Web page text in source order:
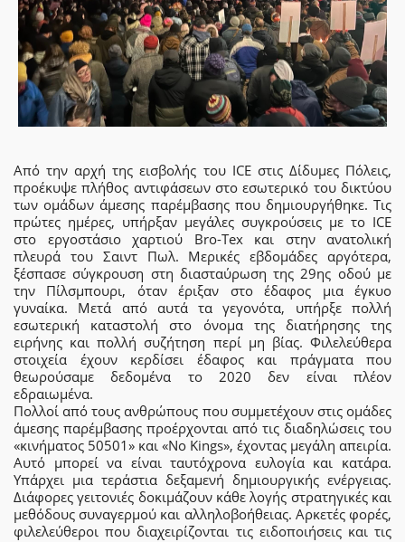
Από την αρχή της εισβολής του ICE στις Δίδυμες Πόλεις,
προέκυψε πλήθος αντιφάσεων στο εσωτερικό του δικτύου
των ομάδων άμεσης παρέμβασης που δημιουργήθηκε. Τις
πρώτες ημέρες, υπήρξαν μεγάλες συγκρούσεις με το ICE
στο εργοστάσιο χαρτιού Bro-Tex και στην ανατολική
πλευρά του Σαιντ Πωλ. Μερικές εβδομάδες αργότερα,
ξέσπασε σύγκρουση στη διασταύρωση της 29ης οδού με
την Πίλσμπουρι, όταν έριξαν στο έδαφος μια έγκυο
γυναίκα. Μετά από αυτά τα γεγονότα, υπήρξε πολλή
εσωτερική καταστολή στο όνομα της διατήρησης της
ειρήνης και πολλή συζήτηση περί μη βίας. Φιλελεύθερα
στοιχεία έχουν κερδίσει έδαφος και πράγματα που
θεωρούσαμε δεδομένα το 2020 δεν είναι πλέον
εδραιωμένα.
Πολλοί από τους ανθρώπους που συμμετέχουν στις ομάδες
άμεσης παρέμβασης προέρχονται από τις διαδηλώσεις του
«κινήματος 50501» και «No Kings», έχοντας μεγάλη απειρία.
Αυτό μπορεί να είναι ταυτόχρονα ευλογία και κατάρα.
Υπάρχει μια τεράστια δεξαμενή δημιουργικής ενέργειας.
Διάφορες γειτονιές δοκιμάζουν κάθε λογής στρατηγικές και
μεθόδους συναγερμού και αλληλοβοήθειας. Αρκετές φορές,
φιλελεύθεροι που διαχειρίζονται τις ειδοποιήσεις και τις